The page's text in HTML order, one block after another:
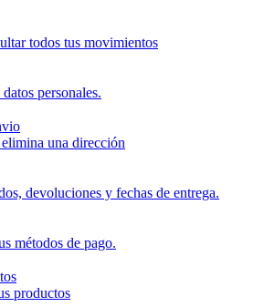
todos tus movimientos
personales.
una dirección
devoluciones y fechas de entrega.
métodos de pago.
productos